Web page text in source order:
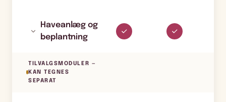
Haveanlæg og
beplantning
TILVALGSMODULER —
KAN TEGNES
SEPARAT